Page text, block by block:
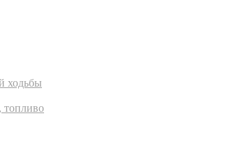
ходьбы
топливо